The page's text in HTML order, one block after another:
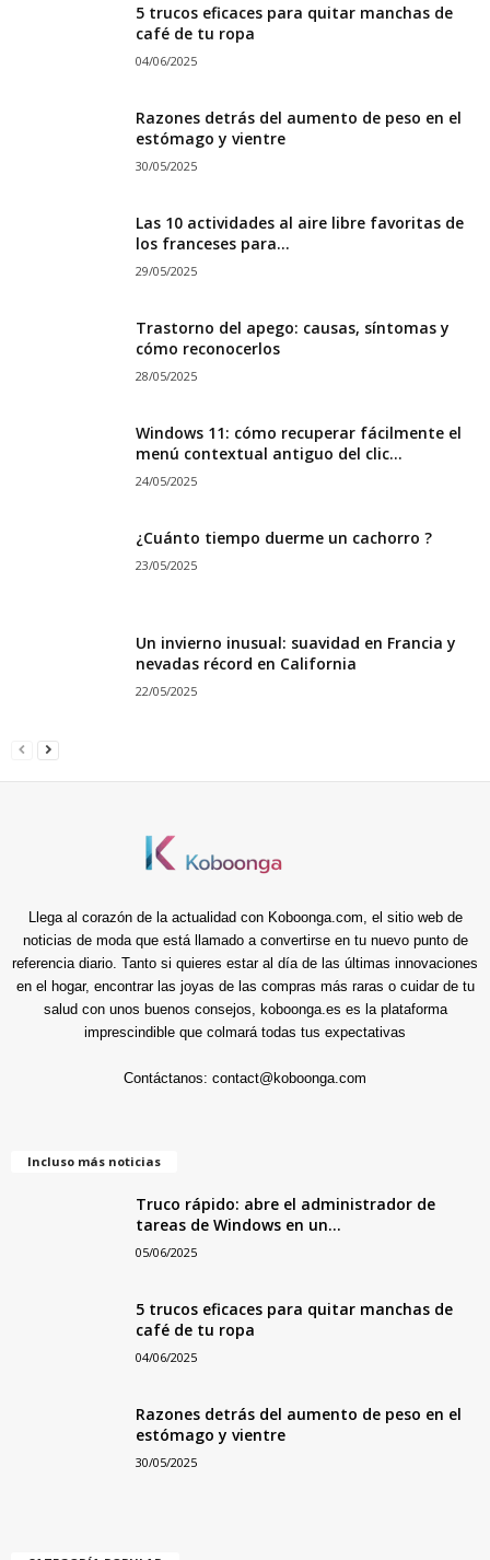
5 trucos eficaces para quitar manchas de
café de tu ropa
04/06/2025
Razones detrás del aumento de peso en el
estómago y vientre
30/05/2025
Las 10 actividades al aire libre favoritas de
los franceses para...
29/05/2025
Trastorno del apego: causas, síntomas y
cómo reconocerlos
28/05/2025
Windows 11: cómo recuperar fácilmente el
menú contextual antiguo del clic...
24/05/2025
¿Cuánto tiempo duerme un cachorro ?
23/05/2025
Un invierno inusual: suavidad en Francia y
nevadas récord en California
22/05/2025
Llega al corazón de la actualidad con Koboonga.com, el sitio web de
noticias de moda que está llamado a convertirse en tu nuevo punto de
referencia diario. Tanto si quieres estar al día de las últimas innovaciones
en el hogar, encontrar las joyas de las compras más raras o cuidar de tu
salud con unos buenos consejos, koboonga.es es la plataforma
imprescindible que colmará todas tus expectativas
Contáctanos: contact@koboonga.com
Incluso más noticias
Truco rápido: abre el administrador de
tareas de Windows en un...
05/06/2025
5 trucos eficaces para quitar manchas de
café de tu ropa
04/06/2025
Razones detrás del aumento de peso en el
estómago y vientre
30/05/2025